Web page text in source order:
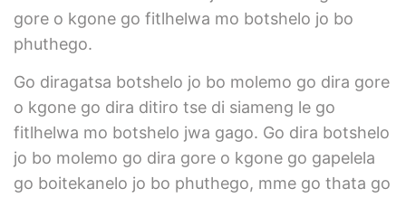
gore o kgone go fitlhelwa mo botshelo jo bo
phuthego.
Go diragatsa botshelo jo bo molemo go dira gore
o kgone go dira ditiro tse di siameng le go
fitlhelwa mo botshelo jwa gago. Go dira botshelo
jo bo molemo go dira gore o kgone go gapelela
go boitekanelo jo bo phuthego, mme go thata go